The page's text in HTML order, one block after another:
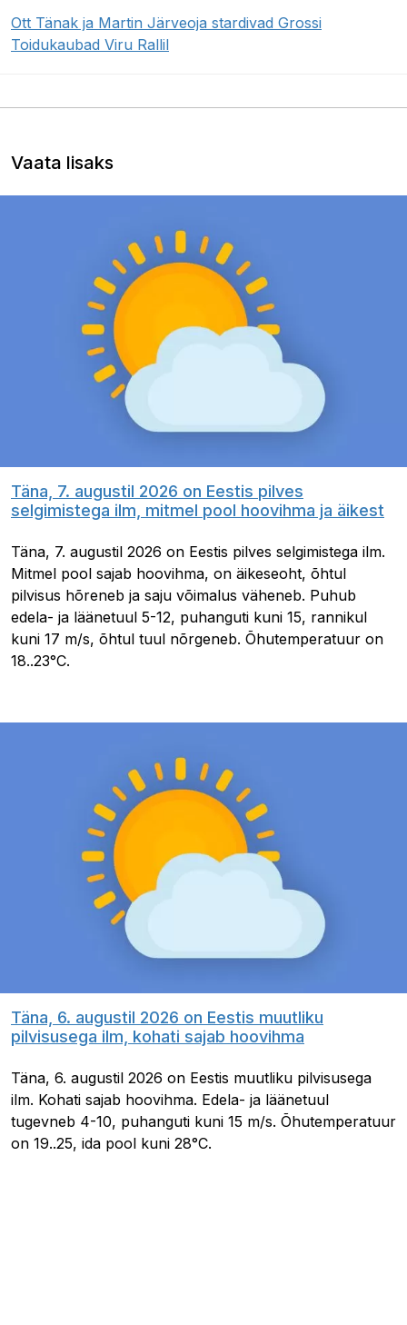
Ott Tänak ja Martin Järveoja stardivad Grossi
Toidukaubad Viru Rallil
Vaata lisaks
Täna, 7. augustil 2026 on Eestis pilves
selgimistega ilm, mitmel pool hoovihma ja äikest
Täna, 7. augustil 2026 on Eestis pilves selgimistega ilm.
Mitmel pool sajab hoovihma, on äikeseoht, õhtul
pilvisus hõreneb ja saju võimalus väheneb. Puhub
edela- ja läänetuul 5-12, puhanguti kuni 15, rannikul
kuni 17 m/s, õhtul tuul nõrgeneb. Õhutemperatuur on
18..23°C.
Täna, 6. augustil 2026 on Eestis muutliku
pilvisusega ilm, kohati sajab hoovihma
Täna, 6. augustil 2026 on Eestis muutliku pilvisusega
ilm. Kohati sajab hoovihma. Edela- ja läänetuul
tugevneb 4-10, puhanguti kuni 15 m/s. Õhutemperatuur
on 19..25, ida pool kuni 28°C.